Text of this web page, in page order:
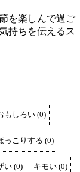
を楽しんで過ご
持ちを伝えるス
もしろい (0)
っこりする (0)
い (0) キモい (0)